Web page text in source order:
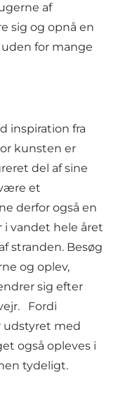
af
sig og opnå en
for mange
inspiration fra
kunsten er
del af sine
et
derfor også en
vandet hele året
stranden. Besøg
og oplev,
sig efter
Fordi
udstyret med
også opleves i
tydeligt.